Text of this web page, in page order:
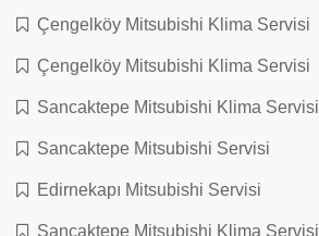
Çengelköy Mitsubishi Klima Servisi
Çengelköy Mitsubishi Klima Servisi
Sancaktepe Mitsubishi Klima Servisi
Sancaktepe Mitsubishi Servisi
Edirnekapı Mitsubishi Servisi
Sancaktepe Mitsubishi Klima Servisi